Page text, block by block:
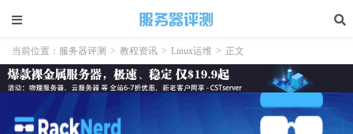
当前位置： 服务器评测 > 教程资讯 > Linux运维 > 正文